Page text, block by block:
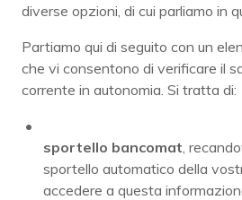
diverse opzioni, di cui parliamo in
Partiamo qui di seguito con un
che vi consentono di verificare il
corrente in autonomia. Si tratta di:
sportello bancomat ,
sportello automatico della
accedere a questa